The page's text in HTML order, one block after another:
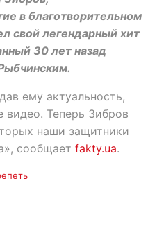
в благотворительном
свой легендарный хит
30 лет назад
ему актуальность,
видео. Теперь Зибров
наши защитники
сообщает fakty.ua.